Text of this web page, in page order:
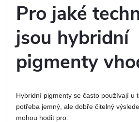
Pro jaké
jsou hybridní
pigmenty
Hybridní pigmenty se často používají u
potřeba jemný, ale dobře čitelný
mohou hodit pro: